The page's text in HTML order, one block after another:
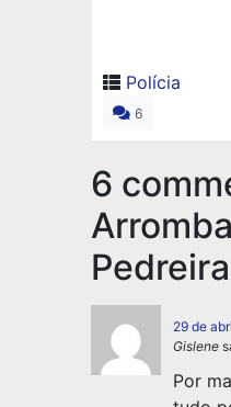
Polícia
6
6
29 de
Gislene
Por